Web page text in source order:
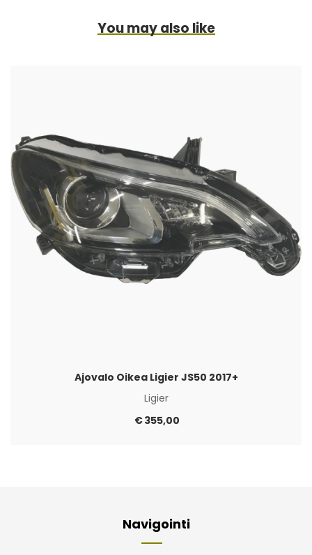
You may also like
Ajovalo Oikea Ligier JS50 2017+
Ligier
€355,00
Navigointi